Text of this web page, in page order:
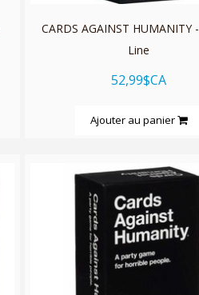
CARDS AGAINST HUMANITY
Line
52,99$CA
Ajouter au panier